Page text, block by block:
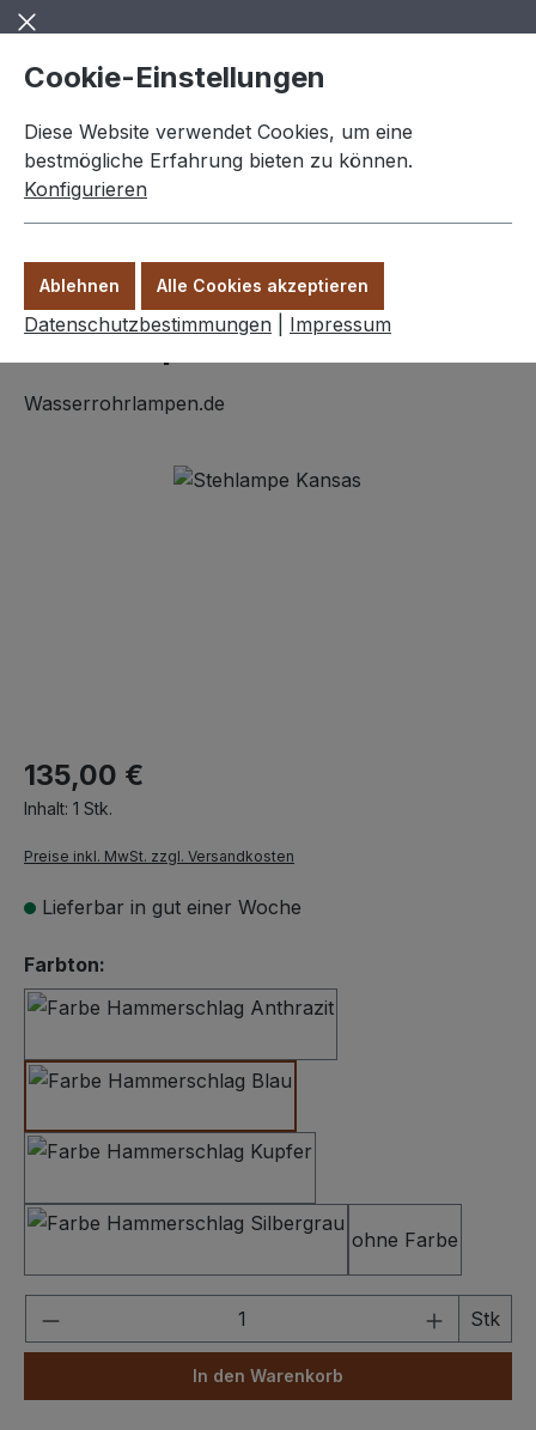
Zum Hauptinhalt springen
Stehlampen
Stehlampe "Kansas"
Wasserrohrlampen.de
Bildergalerie überspringen
135,00 €
Inhalt: 1 Stk.
Preise inkl. MwSt. zzgl. Versandkosten
Lieferbar in gut einer Woche
Farbton:
Hammerschlag Silbergrau
ohne Farbe
Produkt Anzahl: Gib den Stk
In den Warenkorb
Cookie-Einstellungen
Diese Website verwendet Cookies, um eine
bestmögliche Erfahrung bieten zu können.
Konfigurieren
Ablehnen Alle Cookies akzeptieren
Datenschutzbestimmungen Impressum